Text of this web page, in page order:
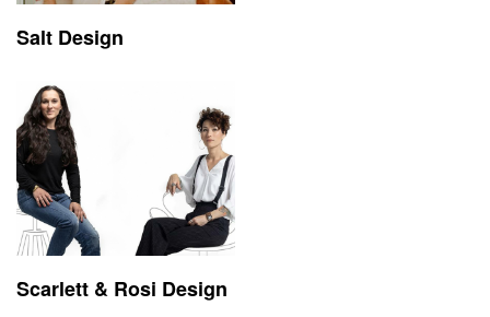
Salt Design
Scarlett & Rosi Design